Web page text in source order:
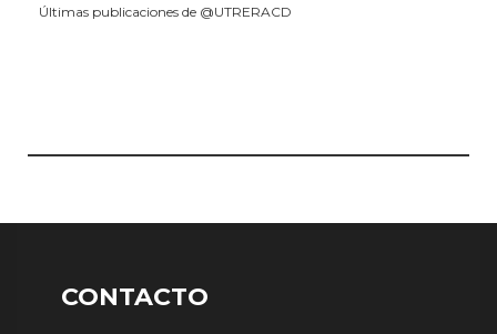
Últimas publicaciones de @UTRERACD
CONTACTO